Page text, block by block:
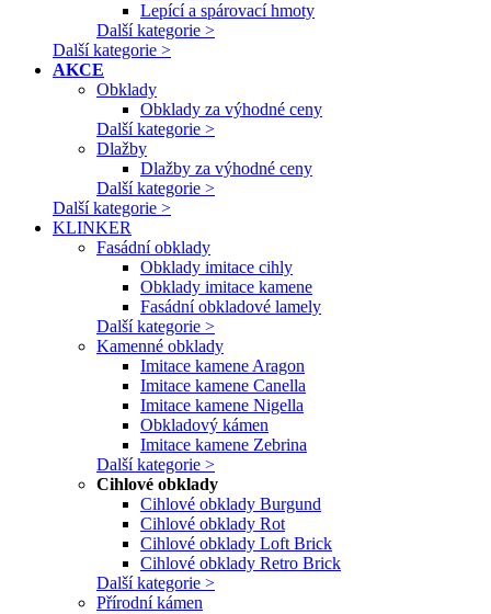
Lepící a spárovací hmoty
Další kategorie >
Další kategorie >
AKCE
Obklady
Obklady za výhodné ceny
Další kategorie >
Dlažby
Dlažby za výhodné ceny
Další kategorie >
Další kategorie >
KLINKER
Fasádní obklady
Obklady imitace cihly
Obklady imitace kamene
Fasádní obkladové lamely
Další kategorie >
Kamenné obklady
Imitace kamene Aragon
Imitace kamene Canella
Imitace kamene Nigella
Obkladový kámen
Imitace kamene Zebrina
Další kategorie >
Cihlové obklady
Cihlové obklady Burgund
Cihlové obklady Rot
Cihlové obklady Loft Brick
Cihlové obklady Retro Brick
Další kategorie >
Přírodní kámen